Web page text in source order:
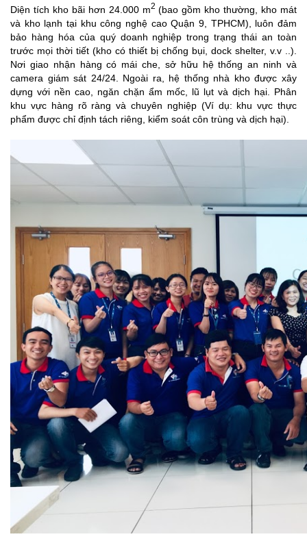
Diện tích kho bãi hơn 24.000 m2 (bao gồm kho thường, kho mát
và kho lạnh tại khu công nghệ cao Quận 9, TPHCM), luôn đảm
bảo hàng hóa của quý doanh nghiệp trong trạng thái an toàn
trước mọi thời tiết (kho có thiết bị chống bụi, dock shelter, v.v ..).
Nơi giao nhận hàng có mái che, sở hữu hệ thống an ninh và
camera giám sát 24/24. Ngoài ra, hệ thống nhà kho được xây
dựng với nền cao, ngăn chặn ẩm mốc, lũ lụt và dịch hại. Phân
khu vực hàng rõ ràng và chuyên nghiệp (Ví dụ: khu vực thực
phẩm được chỉ định tách riêng, kiểm soát côn trùng và dịch hại).